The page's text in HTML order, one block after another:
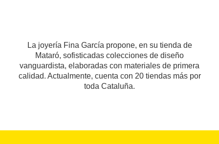
La joyería Fina García propone, en su tienda de
Mataró, sofisticadas colecciones de diseño
vanguardista, elaboradas con materiales de primera
calidad. Actualmente, cuenta con 20 tiendas más por
toda Cataluña.